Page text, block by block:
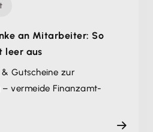
an Mitarbeiter: So
leer aus
Gutscheine zur
vermeide Finanzamt-